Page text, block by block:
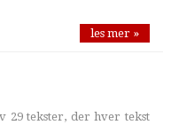
les mer »
29 tekster, der hver tekst